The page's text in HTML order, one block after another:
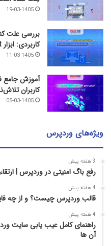
19-03-1405
بررسی علت
کاربردی: ابزار Inspect (Console و Network)
11-03-1405
کاربران
05-03-1405
ویژه‌های وردپرس
3 هفته پیش
رفع باگ امنیتی در وردپرس |
4 هفته پیش
قالب وردپرس چیست؟ و از چه
4 هفته پیش
راهنمای کامل عیب‌ یابی سایت
آن‌ ها